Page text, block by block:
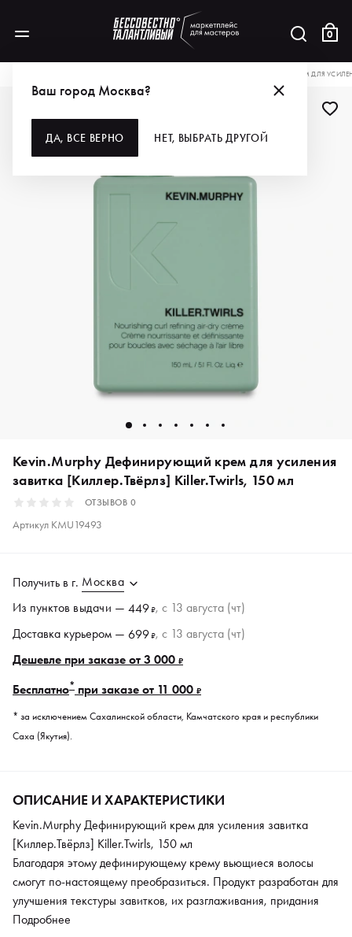
0
Ваш город Москва?
ДА, ВСЕ ВЕРНО НЕТ, ВЫБРАТЬ ДРУГОЙ
KEVIN.MURPHY ДЕФИНИРУЮЩИЙ КРЕМ ДЛЯ
Kevin.Murphy Дефинирующий крем для усиления
завитка [Киллер.Твёрлз] Killer.Twirls, 150 мл
ОТЗЫВОВ 0
Артикул KMU19493
Получить в г. Москва
Из пунктов выдачи — 449₽, c 13 августа (чт)
Доставка курьером — 699₽, c 13 августа (чт)
Дешевле при заказе от 3 000 ₽
Бесплатно* при заказе от 11 000 ₽
* за исключением Сахалинской области, Камчатского края и республики
Саха (Якутия).
ОПИСАНИЕ И ХАРАКТЕРИСТИКИ
Kevin.Murphy Дефинирующий крем для усиления завитка
[Киллер.Твёрлз] Killer.Twirls, 150 мл
Благодаря этому дефинирующему крему вьющиеся волосы
смогут по-настоящему преобразиться. Продукт разработан для
улучшения текстуры завитков, их разглаживания, придания
блеска, укрепления структуры. Средство подходит как для
Подробнее